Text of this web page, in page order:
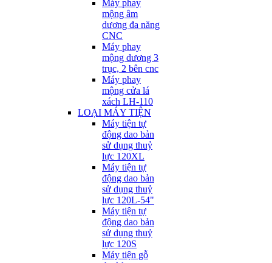
Máy phay
mộng âm
dương đa năng
CNC
Máy phay
mộng dương 3
trục, 2 bên cnc
Máy phay
mộng cửa lá
xách LH-110
LOẠI MÁY TIỆN
Máy tiện tự
động dao bản
sử dụng thuỷ
lực 120XL
Máy tiện tự
động dao bản
sử dụng thuỷ
lực 120L-54"
Máy tiện tự
động dao bản
sử dụng thuỷ
lực 120S
Máy tiện gỗ